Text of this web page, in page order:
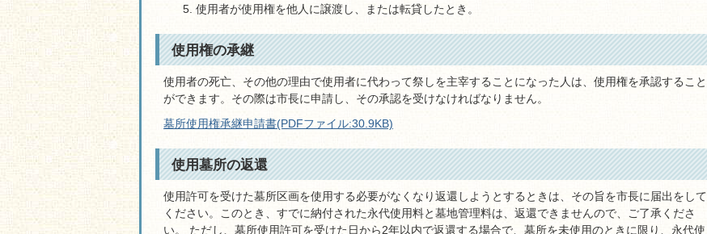
使用者が使用権を他人に譲渡し、または転貸したとき。
使用権の承継
使用者の死亡、その他の理由で使用者に代わって祭しを主宰することになった人は、使用権を承認すること
ができます。その際は市長に申請し、その承認を受けなければなりません。
墓所使用権承継申請書(PDFファイル:30.9KB)
使用墓所の返還
使用許可を受けた墓所区画を使用する必要がなくなり返還しようとするときは、その旨を市長に届出をして
ください。このとき、すでに納付された永代使用料と墓地管理料は、返還できませんので、ご了承くださ
い。 ただし、墓所使用許可を受けた日から2年以内で返還する場合で、墓所を未使用のときに限り、永代使